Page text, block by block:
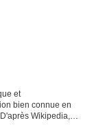
et
bien connue en
Wikipedia,